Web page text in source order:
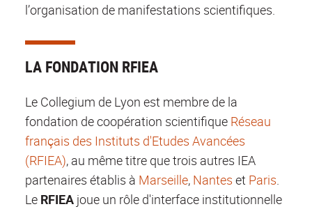
l’organisation de manifestations scientifiques.
LA FONDATION RFIEA
Le Collegium de Lyon est membre de la
fondation de coopération scientifique Réseau
français des Instituts d'Etudes Avancées
(RFIEA), au même titre que trois autres IEA
partenaires établis à Marseille, Nantes et Paris.
Le RFIEA joue un rôle d'interface institutionnelle